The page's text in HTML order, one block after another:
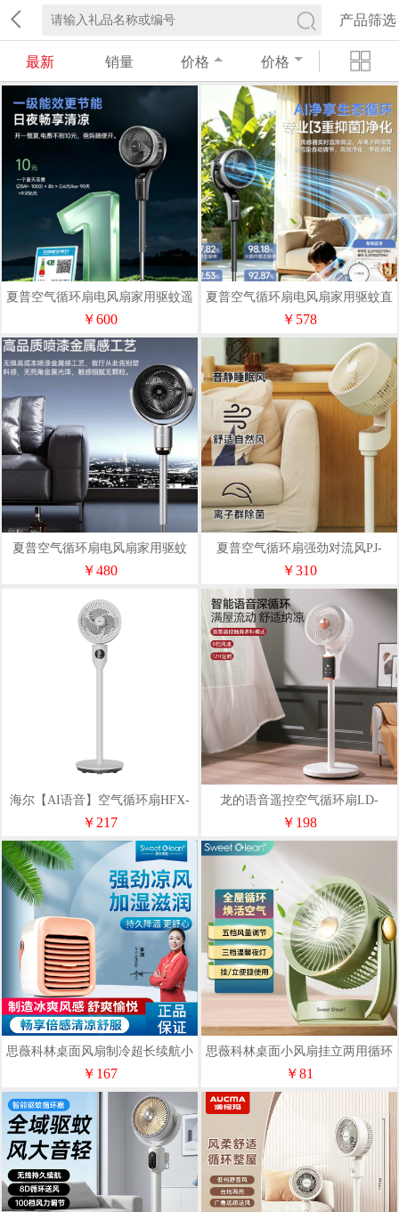
产品筛选
最新 销量 价格 价格
夏普空气循环扇电风扇家用驱蚊遥
控款PJ-CD544A
￥600
夏普空气循环扇电风扇家用驱蚊直
流变频PJ-CD547A-H
￥578
夏普空气循环扇电风扇家用驱蚊
PJ-CD420A-C
￥480
夏普空气循环扇强劲对流风PJ-
CD603A
￥310
海尔【AI语音】空气循环扇HFX-
Y00A
￥217
龙的语音遥控空气循环扇LD-
FN0358
￥198
思薇科林桌面风扇制冷超长续航小
型充电空调扇便携小风扇
￥167
思薇科林桌面小风扇挂立两用循环
灯光风扇便携户外风扇F8
￥81